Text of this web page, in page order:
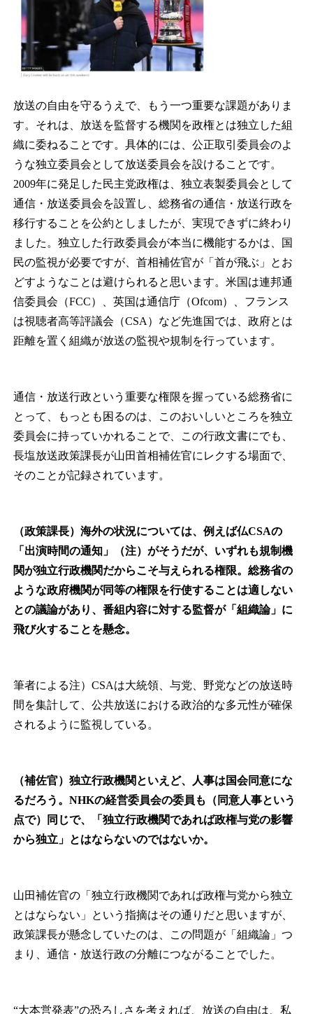
放送の自由を守るうえで、もう一つ重要な課題がありま
す。それは、放送を監督する機関を政権とは独立した組
織に委ねることです。具体的には、公正取引委員会のよ
うな独立委員会として放送委員会を設けることです。
2009年に発足した民主党政権は、独立表製委員会として
通信・放送委員会を設置し、総務省の通信・放送行政を
移行することを公約としましたが、実現できずに終わり
ました。独立した行政委員会が本当に機能するかは、国
民の監視が必要ですが、首相補佐官が「首が飛ぶ」とお
どすようなことは避けられると思います。米国は連邦通
信委員会（FCC）、英国は通信庁（Ofcom）、フランス
は視聴者高等評議会（CSA）など先進国では、政府とは
距離を置く組織が放送の監視や規制を行っています。
通信・放送行政という重要な権限を握っている総務省に
とって、もっとも困るのは、このおいしいところを独立
委員会に持っていかれることで、この行政文書にでも、
長塩放送政策課長が山田首相補佐官にレクする場面で、
そのことが記録されています。
（政策課長） 海外の状況については、例えば仏CSAの
「出演時間の通知」（注）がそうだが、いずれも規制機
関が独立行政機関だからこそ与えられる権限。総務省の
ような政府機関が同等の権限を行使することは適しない
との議論があり、番組内容に対する監督が「組織論」に
飛び火することを懸念。
筆者による注）CSAは大統領、与党、野党などの放送時
間を集計して、公共放送における政治的な多元性が確保
されるように監視している。
（補佐官） 独立行政機関といえど、人事は国会同意にな
るだろう。NHKの経営委員会の委員も（同意人事という
点で）同じで、「独立行政機関であれば政権与党の影響
から独立」とはならないのではないか。
山田補佐官の「独立行政機関であれば政権与党から独立
とはならない」という指摘はその通りだと思いますが、
政策課長が懸念していたのは、この問題が「組織論」つ
まり、通信・放送行政の分離につながることでした。
“大本営発表”の恐ろしさを考えれば、放送の自由は、私